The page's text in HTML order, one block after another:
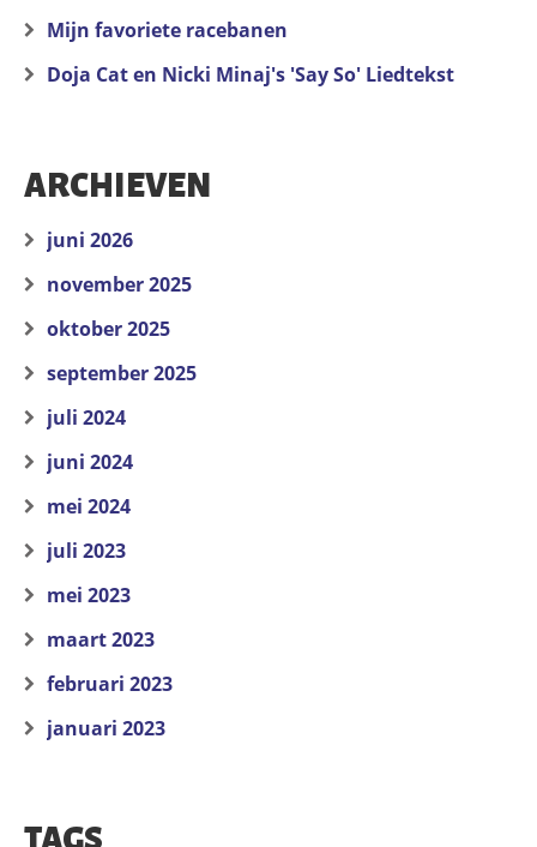
Mijn favoriete racebanen
Doja Cat en Nicki Minaj's 'Say So' Liedtekst
ARCHIEVEN
juni 2026
november 2025
oktober 2025
september 2025
juli 2024
juni 2024
mei 2024
juli 2023
mei 2023
maart 2023
februari 2023
januari 2023
TAGS